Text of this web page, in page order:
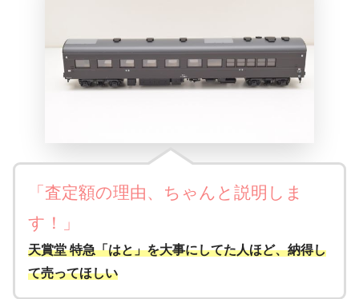
「査定額の理由、ちゃんと説明しま
す！」
天賞堂 特急「はと」を大事にしてた人ほど、納得し
て売ってほしい